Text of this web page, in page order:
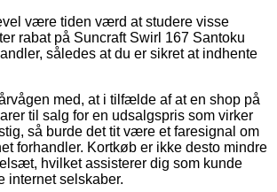
være tiden værd at studere visse
rabat på Suncraft Swirl 167 Santoku
således at du er sikret at indhente
med, at i tilfælde af at en shop på
til salg for en udsalgspris som virker
så burde det tit være et faresignal om
forhandler. Kortkøb er ikke desto mindre
hvilket assisterer dig som kunde
internet selskaber.